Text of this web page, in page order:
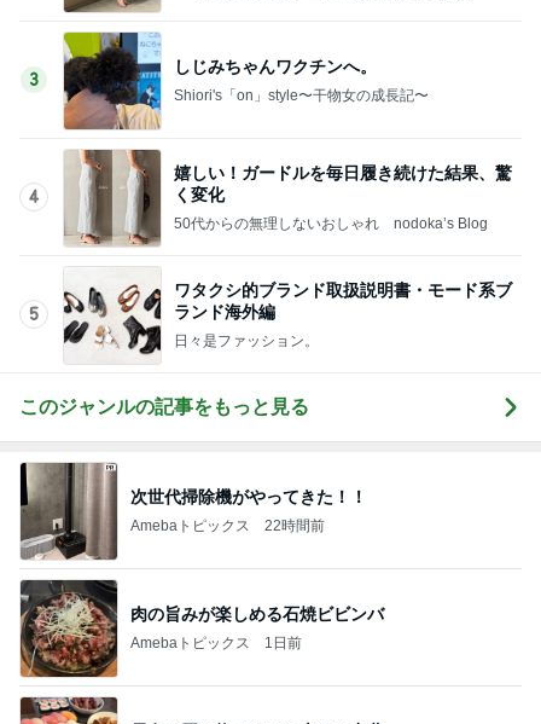
3
しじみちゃんワクチンへ。
Shiori's「on」style〜干物女の成長記〜
4
嬉しい！ガードルを毎日履き続けた結果、驚
く変化
50代からの無理しないおしゃれ nodoka’s Blog
5
ワタクシ的ブランド取扱説明書・モード系ブ
ランド海外編
日々是ファッション。
このジャンルの記事をもっと見る
次世代掃除機がやってきた！！
Amebaトピックス 22時間前
肉の旨みが楽しめる石焼ビビンバ
Amebaトピックス 1日前